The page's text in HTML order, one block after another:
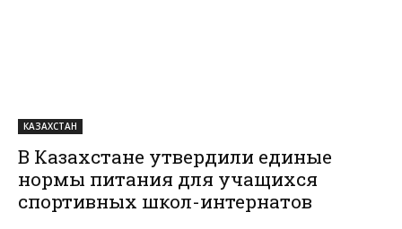
КАЗАХСТАН
В Казахстане утвердили единые
нормы питания для учащихся
спортивных школ-интернатов